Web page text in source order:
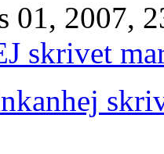
01, 2007,
skrivet